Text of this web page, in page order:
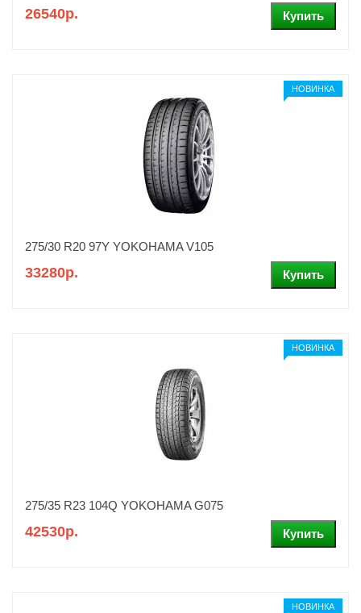
26540р.
НОВИНКА
275/30 R20 97Y YOKOHAMA V105
33280р.
НОВИНКА
275/35 R23 104Q YOKOHAMA G075
42530р.
НОВИНКА